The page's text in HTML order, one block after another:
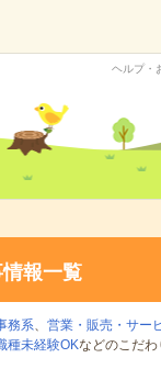
ヘルプ・
報一覧
務系、 営業・販売・サー
種未経験OKなどのこだわ